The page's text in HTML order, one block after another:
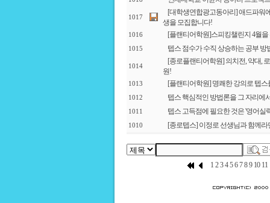
1017
[대학생연합광고동아리] 애드파워
생을 모집합니다!
1016 [플랜티어학원]스피킹챌린지 4월을
1015 텝스 점수가 수직 상승하는 공부 방
1014
[종로플랜티어학원] 의치전, 약대,
원!
1013 [플랜티어학원] 명쾌한 강의로 텝스
1012 텝스 핵심적인 방법론을 그 자리에
1011 텝스 고득점에 필요한 것은 '영어실
1010 [종로텝스] 이정로 선생님과 함께
1 2 3 4 5 6 7 8 9 10 11